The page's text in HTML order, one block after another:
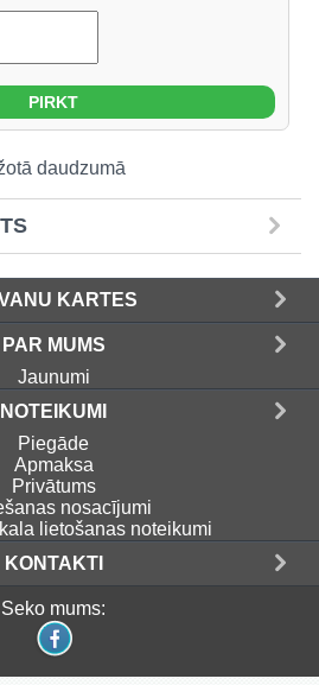
daudzumā
KARTES
PAR MUMS
Jaunumi
NOTEIKUMI
Piegāde
Apmaksa
Privātums
nosacījumi
lietošanas noteikumi
KONTAKTI
Seko mums: